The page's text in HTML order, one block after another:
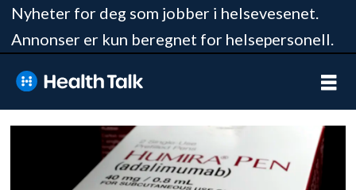
Nyheter for deg som jobber i helsevesenet.
Annonser er kun beregnet for helsepersonell.
Tag:
sandoz